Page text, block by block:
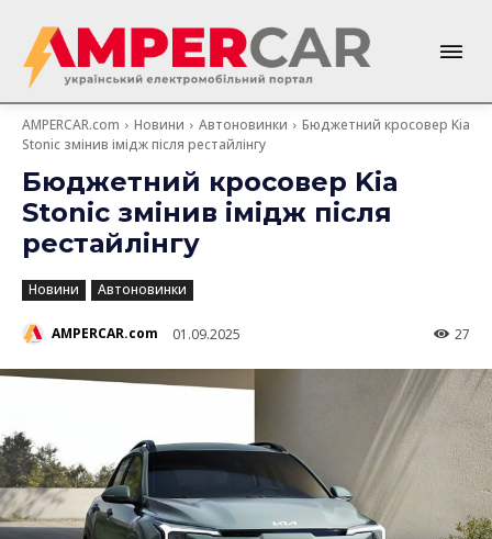
AMPERCAR.com Новини Автоновинки
Бюджетний кросовер Kia
Stonic змінив імідж після рестайлінгу
Бюджетний кросовер Kia
Stonic змінив імідж після
рестайлінгу
Новини Автоновинки
AMPERCAR.com 01.09.2025 27